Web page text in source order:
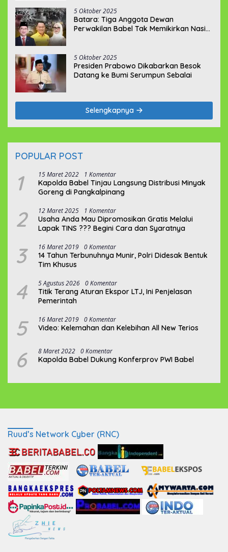
5 Oktober 2025
Batara: Tiga Anggota Dewan
Perwakilan Babel Tak Memikirkan Nasib
5 Oktober 2025
Presiden Prabowo Dikabarkan Besok
Datang ke Bumi Serumpun Sebalai
Selengkapnya
POPULAR POST
1 15 Maret 2022 1 Komentar
Kapolda Babel Tinjau Langsung Distribusi Minyak
Goreng di Pangkalpinang
2 12 Maret 2025 1 Komentar
Usaha Anda Mau Dipromosikan Gratis Melalui
Lapak TINS ??? Begini Cara dan Syaratnya
3 16 Maret 2019 0 Komentar
14 Tahun Terbunuhnya Munir, Polri Didesak Bentuk
Tim Khusus
4 5 Agustus 2026 0 Komentar
Titik Terang Aturan Ekspor LTJ, Ini Penjelasan
Pemerintah
5 16 Maret 2019 0 Komentar
Video: Kelemahan dan Kelebihan All New Terios
6 8 Maret 2022 0 Komentar
Kapolda Babel Dukung Konferprov PWI Babel
Ruud’s Network Cyber (RNC)